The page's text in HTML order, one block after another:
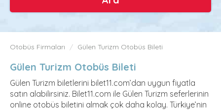
Otobüs Firmaları Gülen Turizm Otobüs Bileti
Gülen Turizm Otobüs Bileti
Gülen Turizm biletlerini bilet11.com’dan uygun fiyatla
satın alabilirsiniz. Bilet11.com ile Gülen Turizm seferlerinin
online otobüs biletini almak çok daha kolay. Türkiye’nin